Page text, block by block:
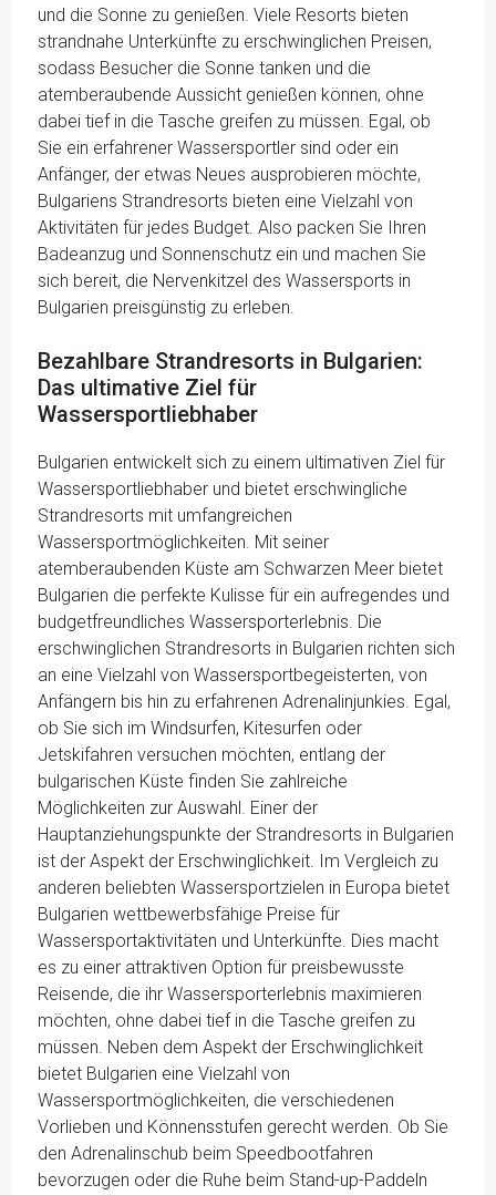
und die Sonne zu genießen. Viele Resorts bieten
strandnahe Unterkünfte zu erschwinglichen Preisen,
sodass Besucher die Sonne tanken und die
atemberaubende Aussicht genießen können, ohne
dabei tief in die Tasche greifen zu müssen. Egal, ob
Sie ein erfahrener Wassersportler sind oder ein
Anfänger, der etwas Neues ausprobieren möchte,
Bulgariens Strandresorts bieten eine Vielzahl von
Aktivitäten für jedes Budget. Also packen Sie Ihren
Badeanzug und Sonnenschutz ein und machen Sie
sich bereit, die Nervenkitzel des Wassersports in
Bulgarien preisgünstig zu erleben.
Bezahlbare Strandresorts in Bulgarien:
Das ultimative Ziel für
Wassersportliebhaber
Bulgarien entwickelt sich zu einem ultimativen Ziel für
Wassersportliebhaber und bietet erschwingliche
Strandresorts mit umfangreichen
Wassersportmöglichkeiten. Mit seiner
atemberaubenden Küste am Schwarzen Meer bietet
Bulgarien die perfekte Kulisse für ein aufregendes und
budgetfreundliches Wassersporterlebnis. Die
erschwinglichen Strandresorts in Bulgarien richten sich
an eine Vielzahl von Wassersportbegeisterten, von
Anfängern bis hin zu erfahrenen Adrenalinjunkies. Egal,
ob Sie sich im Windsurfen, Kitesurfen oder
Jetskifahren versuchen möchten, entlang der
bulgarischen Küste finden Sie zahlreiche
Möglichkeiten zur Auswahl. Einer der
Hauptanziehungspunkte der Strandresorts in Bulgarien
ist der Aspekt der Erschwinglichkeit. Im Vergleich zu
anderen beliebten Wassersportzielen in Europa bietet
Bulgarien wettbewerbsfähige Preise für
Wassersportaktivitäten und Unterkünfte. Dies macht
es zu einer attraktiven Option für preisbewusste
Reisende, die ihr Wassersporterlebnis maximieren
möchten, ohne dabei tief in die Tasche greifen zu
müssen. Neben dem Aspekt der Erschwinglichkeit
bietet Bulgarien eine Vielzahl von
Wassersportmöglichkeiten, die verschiedenen
Vorlieben und Könnensstufen gerecht werden. Ob Sie
den Adrenalinschub beim Speedbootfahren
bevorzugen oder die Ruhe beim Stand-up-Paddeln